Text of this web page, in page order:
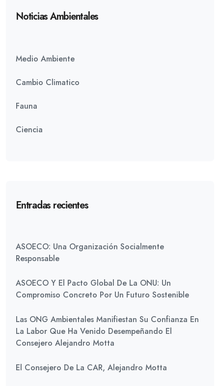
Noticias Ambientales
Medio Ambiente
Cambio Climatico
Fauna
Ciencia
Entradas recientes
ASOECO: Una Organización Socialmente
Responsable
ASOECO Y El Pacto Global De La ONU: Un
Compromiso Concreto Por Un Futuro Sostenible
Las ONG Ambientales Manifiestan Su Confianza En
La Labor Que Ha Venido Desempeñando El
Consejero Alejandro Motta
El Consejero De La CAR, Alejandro Motta